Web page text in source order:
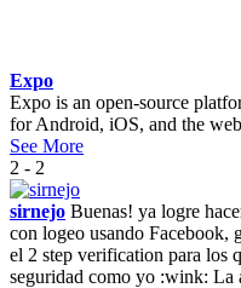
Expo
Expo is an open-source
for Android, iOS, and the
See More
2 - 2
sirnejo Buenas! ya logre
con logeo usando Facebook,
el 2 step verification para los
seguridad como yo :wink: La